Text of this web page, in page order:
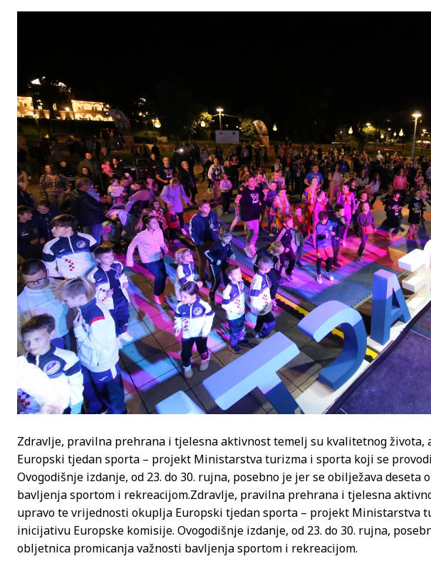
Zdravlje, pravilna prehrana i tjelesna aktivnost temelj su kvalitetnog
Europski tjedan sporta – projekt Ministarstva turizma i sporta koji se
Ovogodišnje izdanje, od 23. do 30. rujna, posebno je jer se obilježava
bavljenja sportom i rekreacijom.Zdravlje, pravilna prehrana i tjelesna
upravo te vrijednosti okuplja Europski tjedan sporta – projekt Ministarstva
inicijativu Europske komisije. Ovogodišnje izdanje, od 23. do 30. rujna,
obljetnica promicanja važnosti bavljenja sportom i rekreacijom.